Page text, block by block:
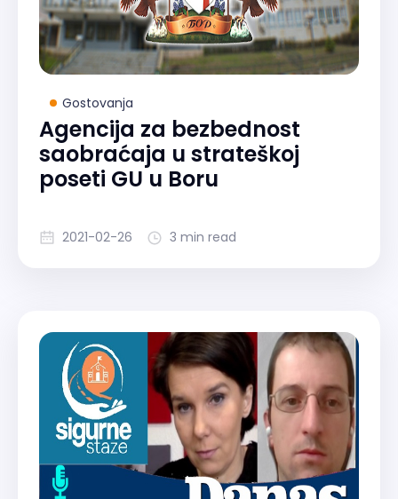
Gostovanja
Agencija za bezbednost
saobraćaja u strateškoj
poseti GU u Boru
2021-02-26 3 min read